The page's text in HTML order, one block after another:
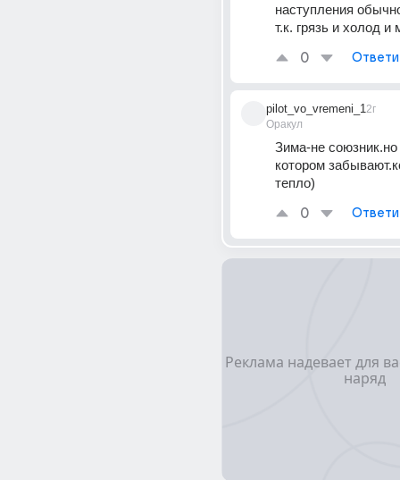
наступления
т.к. грязь и холод и
0
pilot_vo_vremeni_1
Оракул
2г
Зима-не
котором
тепло)
0